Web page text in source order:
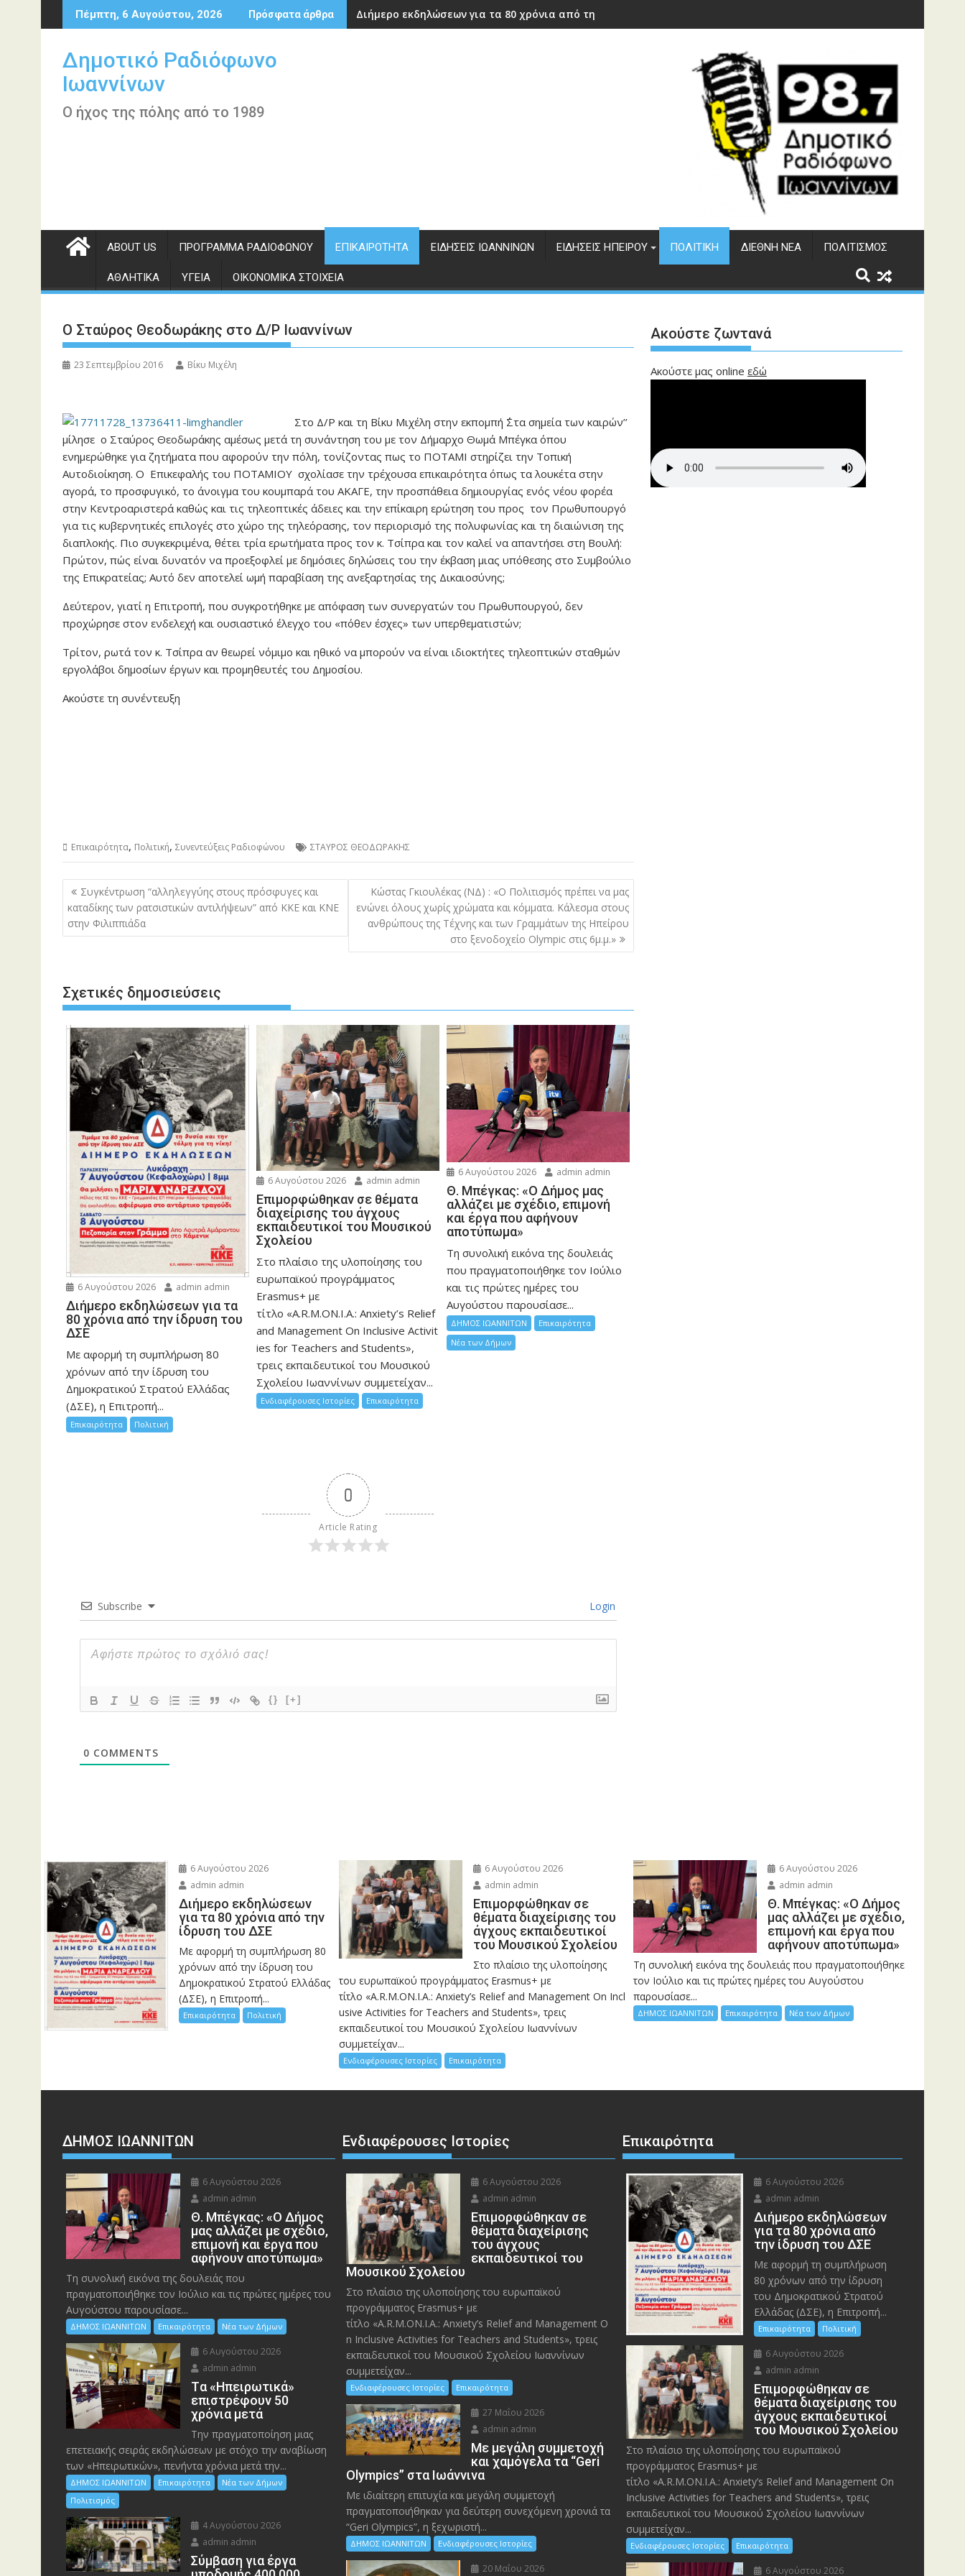
Περάστε
στο
Πέμπτη, 6 Αυγούστου, 2026 Πρόσφατα άρθρα Διήμερο εκδηλώσεων για τα 80 χρόνια από την ίδρυση του ΔΣΕ
Δημοτικό Ραδιόφωνο
Ιωαννίνων
Ο ήχος της πόλης από το 1989
ABOUT US ΠΡΌΓΡΑΜΜΑ ΡΑΔΙΟΦΏΝΟΥ ΕΠΙΚΑΙΡΌΤΗΤΑ ΕΙΔΉΣΕΙΣ ΙΩΑΝΝΊΝΩΝ ΕΙΔΉΣΕΙΣ ΗΠΕΊΡΟΥ ΠΟΛΙΤΙΚΉ ΔΙΕΘΝΉ ΝΈΑ ΠΟΛΙΤΙΣΜΌΣ
ΑΘΛΗΤΙΚΆ ΥΓΕΊΑ ΟΙΚΟΝΟΜΙΚΆ ΣΤΟΙΧΕΊΑ
O Σταύρος Θεοδωράκης στο Δ/Ρ Ιωαννίνων
23 Σεπτεμβρίου 2016 Βίκυ Μιχέλη
Στο Δ/Ρ και τη Βίκυ Μιχέλη στην εκπομπή ΄΄Στα σημεία των καιρών’’
μίλησε ο Σταύρος Θεοδωράκης αμέσως μετά τη συνάντηση του με τον Δήμαρχο Θωμά Μπέγκα όπου
ενημερώθηκε για ζητήματα που αφορούν την πόλη, τονίζοντας πως το ΠΟΤΑΜΙ στηρίζει την Τοπική
Αυτοδιοίκηση. Ο Επικεφαλής του ΠΟΤΑΜΙΟΥ σχολίασε την τρέχουσα επικαιρότητα όπως τα λουκέτα στην
αγορά, το προσφυγικό, το άνοιγμα του κουμπαρά του ΑΚΑΓΕ, την προσπάθεια δημιουργίας ενός νέου φορέα
στην Κεντροαριστερά καθώς και τις τηλεοπτικές άδειες και την επίκαιρη ερώτηση του προς τον Πρωθυπουργό
για τις κυβερνητικές επιλογές στο χώρο της τηλεόρασης, τον περιορισμό της πολυφωνίας και τη διαιώνιση της
διαπλοκής. Πιο συγκεκριμένα, θέτει τρία ερωτήματα προς τον κ. Τσίπρα και τον καλεί να απαντήσει στη Βουλή:
Πρώτον, πώς είναι δυνατόν να προεξοφλεί με δημόσιες δηλώσεις του την έκβαση μιας υπόθεσης στο Συμβούλιο
της Επικρατείας; Αυτό δεν αποτελεί ωμή παραβίαση της ανεξαρτησίας της Δικαιοσύνης;
Δεύτερον, γιατί η Επιτροπή, που συγκροτήθηκε με απόφαση των συνεργατών του Πρωθυπουργού, δεν
προχώρησε στον ενδελεχή και ουσιαστικό έλεγχο του «πόθεν έσχες» των υπερθεματιστών;
Τρίτον, ρωτά τον κ. Τσίπρα αν θεωρεί νόμιμο και ηθικό να μπορούν να είναι ιδιοκτήτες τηλεοπτικών σταθμών
εργολάβοι δημοσίων έργων και προμηθευτές του Δημοσίου.
Ακούστε τη συνέντευξη
Επικαιρότητα, Πολιτική, Συνεντεύξεις Ραδιοφώνου ΣΤΑΥΡΟΣ ΘΕΟΔΩΡΑΚΗΣ
Πλοήγηση
άρθρων
Συγκέντρωση “αλληλεγγύης στους πρόσφυγες και
καταδίκης των ρατσιστικών αντιλήψεων” από ΚΚΕ και ΚΝΕ
στην Φιλιππιάδα
Κώστας Γκιουλέκας (ΝΔ) : «Ο Πολιτισμός πρέπει να μας
ενώνει όλους χωρίς χρώματα και κόμματα. Κάλεσμα στους
ανθρώπους της Τέχνης και των Γραμμάτων της Ηπείρου
στο ξενοδοχείο Olympic στις 6μ.μ.»
Σχετικές δημοσιεύσεις
6 Αυγούστου 2026 admin admin
Διήμερο εκδηλώσεων για τα
80 χρόνια από την ίδρυση του
ΔΣΕ
Με αφορμή τη συμπλήρωση 80
χρόνων από την ίδρυση του
Δημοκρατικού Στρατού Ελλάδας
(ΔΣΕ), η Επιτροπή...
Επικαιρότητα Πολιτική
6 Αυγούστου 2026 admin admin
Eπιμορφώθηκαν σε θέματα
διαχείρισης του άγχους
εκπαιδευτικοί του Μουσικού
Σχολείου
Στο πλαίσιο της υλοποίησης του
ευρωπαϊκού προγράμματος
Erasmus+ με
τίτλο «A.R.M.ON.I.A.: Anxiety’s Relief
and Management On Inclusive Activit
ies for Teachers and Students»,
τρεις εκπαιδευτικοί του Μουσικού
Σχολείου Ιωαννίνων συμμετείχαν...
Ενδιαφέρουσες Ιστορίες Επικαιρότητα
6 Αυγούστου 2026 admin admin
Θ. Μπέγκας: «Ο Δήμος μας
αλλάζει με σχέδιο, επιμονή
και έργα που αφήνουν
αποτύπωμα»
Τη συνολική εικόνα της δουλειάς
που πραγματοποιήθηκε τον Ιούλιο
και τις πρώτες ημέρες του
Αυγούστου παρουσίασε...
ΔΗΜΟΣ ΙΩΑΝΝΙΤΩΝ
Επικαιρότητα
Νέα των Δήμων
0
Article Rating
Subscribe Login
{} [+]
0 COMMENTS
Ακούστε ζωντανά
Ακούστε μας online εδώ
6 Αυγούστου 2026
admin admin
Διήμερο εκδηλώσεων
για τα 80 χρόνια από την
ίδρυση του ΔΣΕ
Με αφορμή τη συμπλήρωση 80
χρόνων από την ίδρυση του
Δημοκρατικού Στρατού Ελλάδας
(ΔΣΕ), η Επιτροπή...
Επικαιρότητα Πολιτική
6 Αυγούστου 2026
admin admin
Eπιμορφώθηκαν σε
θέματα διαχείρισης του
άγχους εκπαιδευτικοί
του Μουσικού Σχολείου
Στο πλαίσιο της υλοποίησης
του ευρωπαϊκού προγράμματος Erasmus+ με
τίτλο «A.R.M.ON.I.A.: Anxiety’s Relief and Management On Incl
usive Activities for Teachers and Students», τρεις
εκπαιδευτικοί του Μουσικού Σχολείου Ιωαννίνων
συμμετείχαν...
Ενδιαφέρουσες Ιστορίες Επικαιρότητα
6 Αυγούστου 2026
admin admin
Θ. Μπέγκας: «Ο Δήμος
μας αλλάζει με σχέδιο,
επιμονή και έργα που
αφήνουν αποτύπωμα»
Τη συνολική εικόνα της δουλειάς που πραγματοποιήθηκε
τον Ιούλιο και τις πρώτες ημέρες του Αυγούστου
παρουσίασε...
ΔΗΜΟΣ ΙΩΑΝΝΙΤΩΝ Επικαιρότητα Νέα των Δήμων
ΔΗΜΟΣ ΙΩΑΝΝΙΤΩΝ
6 Αυγούστου 2026
admin admin
Θ. Μπέγκας: «Ο Δήμος
μας αλλάζει με σχέδιο,
επιμονή και έργα που
αφήνουν αποτύπωμα»
Τη συνολική εικόνα της δουλειάς που
πραγματοποιήθηκε τον Ιούλιο και τις πρώτες ημέρες του
Αυγούστου παρουσίασε...
ΔΗΜΟΣ ΙΩΑΝΝΙΤΩΝ Επικαιρότητα Νέα των Δήμων
6 Αυγούστου 2026
admin admin
Tα «Ηπειρωτικά»
επιστρέφουν 50
χρόνια μετά
Την πραγματοποίηση μιας
επετειακής σειράς εκδηλώσεων με στόχο την αναβίωση
των «Ηπειρωτικών», πενήντα χρόνια μετά την...
ΔΗΜΟΣ ΙΩΑΝΝΙΤΩΝ Επικαιρότητα
Νέα των Δήμων
Πολιτισμός
4 Αυγούστου 2026
admin admin
Σύμβαση για έργα
Ενδιαφέρουσες Ιστορίες
6 Αυγούστου 2026
admin admin
Eπιμορφώθηκαν σε
θέματα διαχείρισης
του άγχους
εκπαιδευτικοί του
Μουσικού Σχολείου
Στο πλαίσιο της υλοποίησης του ευρωπαϊκού
προγράμματος Erasmus+ με
τίτλο «A.R.M.ON.I.A.: Anxiety’s Relief and Management O
n Inclusive Activities for Teachers and Students», τρεις
εκπαιδευτικοί του Μουσικού Σχολείου Ιωαννίνων
συμμετείχαν...
Ενδιαφέρουσες Ιστορίες Επικαιρότητα
27 Μαΐου 2026
admin admin
Με μεγάλη συμμετοχή
και χαμόγελα τα “Geri
Olympics” στα Ιωάννινα
Με ιδιαίτερη επιτυχία και μεγάλη συμμετοχή
πραγματοποιήθηκαν για δεύτερη συνεχόμενη χρονιά τα
“Geri Olympics”, η ξεχωριστή...
ΔΗΜΟΣ ΙΩΑΝΝΙΤΩΝ Ενδιαφέρουσες Ιστορίες
20 Μαΐου 2026
Επικαιρότητα
6 Αυγούστου 2026
admin admin
Διήμερο εκδηλώσεων
για τα 80 χρόνια από
την ίδρυση του ΔΣΕ
Με αφορμή τη συμπλήρωση
80 χρόνων από την ίδρυση
του Δημοκρατικού Στρατού
Ελλάδας (ΔΣΕ), η Επιτροπή...
Επικαιρότητα Πολιτική
6 Αυγούστου 2026
admin admin
Eπιμορφώθηκαν σε
θέματα διαχείρισης του
άγχους εκπαιδευτικοί
του Μουσικού Σχολείου
Στο πλαίσιο της υλοποίησης του ευρωπαϊκού
προγράμματος Erasmus+ με
τίτλο «A.R.M.ON.I.A.: Anxiety’s Relief and Management On
Inclusive Activities for Teachers and Students», τρεις
εκπαιδευτικοί του Μουσικού Σχολείου Ιωαννίνων
συμμετείχαν...
Ενδιαφέρουσες Ιστορίες Επικαιρότητα
6 Αυγούστου 2026